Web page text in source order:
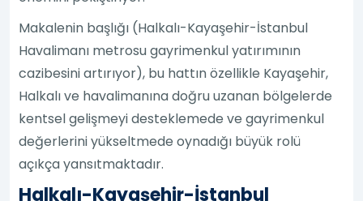
Makalenin başlığı (Halkalı-Kayaşehir-İstanbul
Havalimanı metrosu gayrimenkul yatırımının
cazibesini artırıyor), bu hattın özellikle Kayaşehir,
Halkalı ve havalimanına doğru uzanan bölgelerde
kentsel gelişmeyi desteklemede ve gayrimenkul
değerlerini yükseltmede oynadığı büyük rolü
açıkça yansıtmaktadır.
Halkalı-Kayaşehir-İstanbul